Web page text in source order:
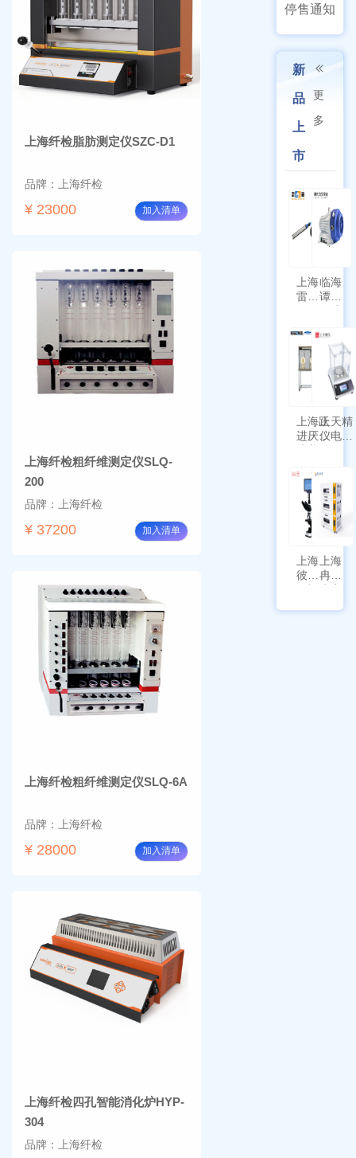
上海纤检脂肪测定仪SZC-D1
品牌：上海纤检
¥ 23000 加入清单
上海纤检粗纤维测定仪SLQ-
200
品牌：上海纤检
¥ 37200 加入清单
上海纤检粗纤维测定仪SLQ-6A
品牌：上海纤检
¥ 28000 加入清单
上海纤检四孔智能消化炉HYP-
304
品牌：上海纤检
停售通知
新
品
上
市
更
多
上海
雷磁
符合
新国
标带
功能
临海
谭氏
干式
泵
SPL-
10
上海跃
进厌氧
培养箱
III-T
上天精
仪电子
带审计
追踪功
能
上海
彼爱
姆视
上海
冉绘
大容